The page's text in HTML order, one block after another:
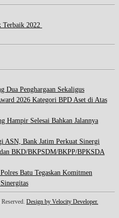
Terbaik 2022
Dua Penghargaan Sekaligus
2026 Kategori BPD Aset di Atas
Hampir Selesai Bahkan Jalannya
ASN, Bank Jatim Perkuat Sinergi
BKD/BKPSDM/BKPP/BPKSDA
Batu Tegaskan Komitmen
Design by Velocity Developer.